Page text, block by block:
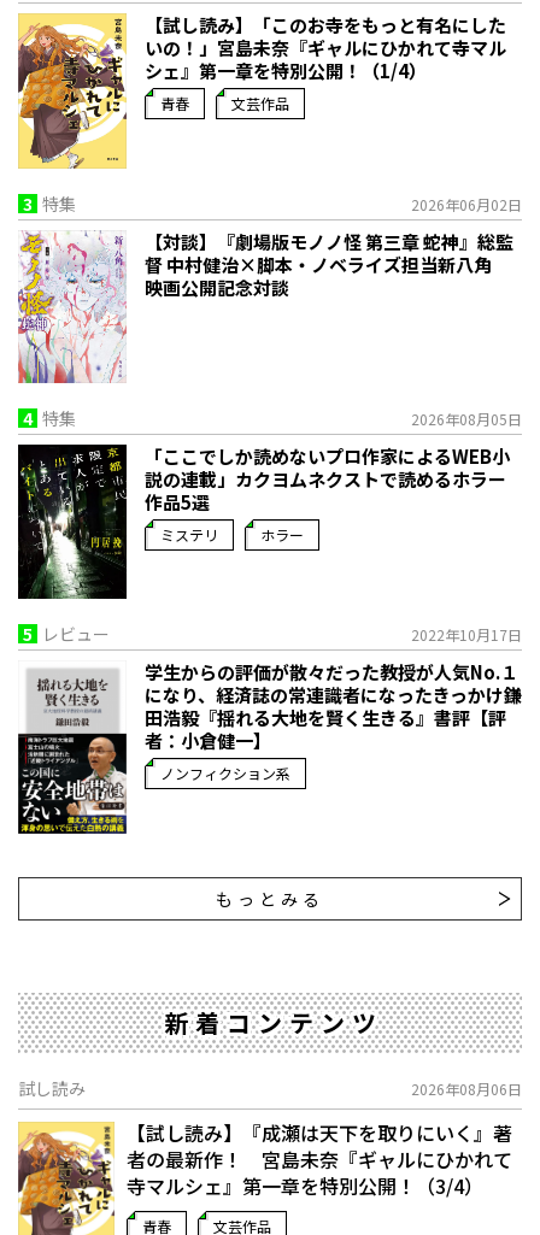
【試し読み】「このお寺をもっと有名にした
いの！」宮島未奈『ギャルにひかれて寺マル
シェ』第一章を特別公開！（1/4）
青春 文芸作品
3 特集 2026年06月02日
【対談】『劇場版モノノ怪 第三章 蛇神』総監
督 中村健治×脚本・ノベライズ担当新八角
映画公開記念対談
4 特集 2026年08月05日
「ここでしか読めないプロ作家によるWEB小
説の連載」――カクヨムネクストで読めるホラー
作品5選
ミステリ ホラー
5 レビュー 2022年10月17日
学生からの評価が散々だった教授が人気No.１
になり、経済誌の常連識者になったきっかけ――鎌
田浩毅『揺れる大地を賢く生きる』書評【評
者：小倉健一】
ノンフィクション系
もっとみる
新着コンテンツ
試し読み 2026年08月06日
【試し読み】『成瀬は天下を取りにいく』著
者の最新作！ 宮島未奈『ギャルにひかれて
寺マルシェ』第一章を特別公開！（3/4）
青春 文芸作品